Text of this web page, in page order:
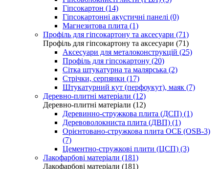
Гіпсокартон (14)
Гіпсокартонні акустичні панелі (0)
Магнезитова плита (1)
Профіль для гіпсокартону та аксесуари (71)
Профіль для гіпсокартону та аксесуари (71)
Аксесуари для металоконструкцій (25)
Профіль для гіпсокартону (20)
Сітка штукатурна та малярська (2)
Стрічки, серпянки (17)
Штукатурний кут (перфоукут), маяк (7)
Деревно-плитні матеріали (12)
Деревно-плитні матеріали (12)
Деревинно-стружкова плита (ДСП) (1)
Деревоволокниста плита (ДВП) (1)
Орієнтовано-стружкова плита ОСБ (OSB-3)
(7)
Цементно-стружкові плити (ЦСП) (3)
Лакофарбові матеріали (181)
Лакофарбові матеріали (181)